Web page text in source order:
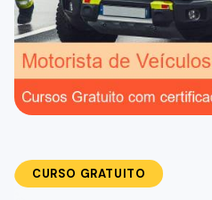
CURSO GRATUITO